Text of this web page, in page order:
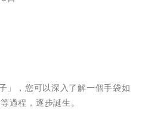
」，您可以深入了解一個手袋如
過程，逐步誕生。